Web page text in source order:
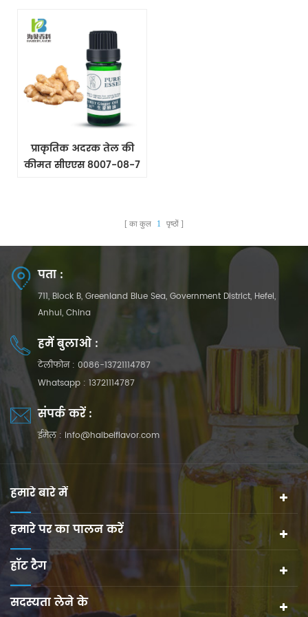
प्राकृतिक अदरक तेल की
कीमत सीएएस 8007-08-7
का कुल 1 पृष्ठों
पता :
711, Block B, Greenland Blue Sea, Government District, Hefei,
Anhui, China
हमें बुलाओ :
टेलीफोन : 0086-13721114787
Whatsapp : 13721114787
संपर्क करें :
ईमेल : info@haibeiflavor.com
हमारे बारे में
हमारे पर का पालन करें
हॉट टैग
सदस्यता लेने के